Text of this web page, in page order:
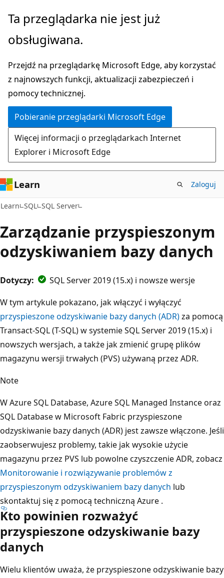
Przejdź
głównej
Ta przeglądarka nie jest już
obsługiwana.
Przejdź na przeglądarkę Microsoft Edge, aby korzystać
z najnowszych funkcji, aktualizacji zabezpieczeń i
pomocy technicznej.
Pobieranie przeglądarki Microsoft Edge
Więcej informacji o przeglądarkach Internet
Explorer i Microsoft Edge
Learn Zaloguj
Learn SQL SQL Server
Zarządzanie przyspieszonym
odzyskiwaniem bazy danych
Dotyczy:
SQL Server 2019 (15.x) i nowsze wersje
W tym artykule pokazano, jak włączyć i wyłączyć
przyspieszone odzyskiwanie bazy danych (ADR)za pomocą
Transact-SQL (T-SQL) w systemie SQL Server 2019 (15.x) i
nowszych wersjach, a także jak zmienić grupę plików
magazynu wersji trwałych (PVS) używaną przez ADR.
Note
W Azure SQL Database, Azure SQL Managed Instance oraz
SQL Database w Microsoft Fabric przyspieszone
odzyskiwanie bazy danych (ADR) jest zawsze włączone. Jeśli
zaobserwujesz problemy, takie jak wysokie użycie
magazynu przez PVS lub powolne czyszczenie ADR, zobacz
Monitorowanie i rozwiązywanie problemów z
przyspieszonym odzyskiwaniem bazy danych lub
skontaktuj się z pomocą techniczną Azure .
Kto powinien rozważyć
przyspieszone odzyskiwanie bazy
danych
Wielu klientów uważa, że przyspieszone odzyskiwanie bazy